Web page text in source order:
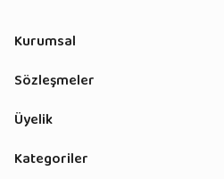
Kurumsal
Sözleşmeler
Üyelik
Kategoriler